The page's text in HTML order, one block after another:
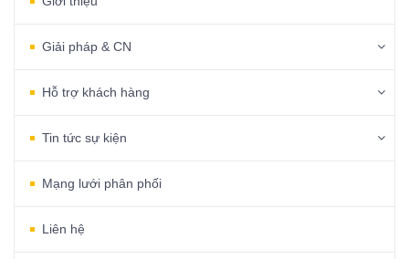
Giải pháp & CN
Hỗ trợ khách hàng
Tin tức sự kiện
Mạng lưới phân phối
Liên hệ